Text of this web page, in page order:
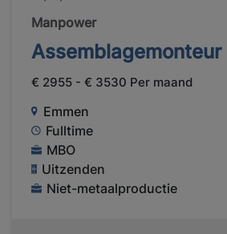
Manpower
Assemblagemonteur
€ 2955 - € 3530 Per maand
Emmen
Fulltime
MBO
Uitzenden
Niet-metaalproductie